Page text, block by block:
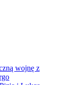
wojnę z